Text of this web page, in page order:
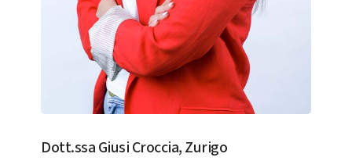
Dott.ssa Giusi Croccia, Zurigo